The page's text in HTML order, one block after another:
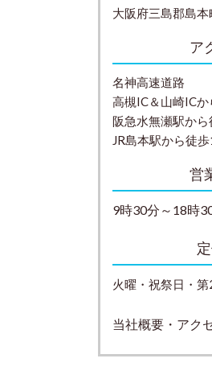
大阪府三島郡島
ア
名神高速道路
高槻IC＆山崎IC
阪急水無瀬駅か
JR島本駅から徒
営
9時30分～18時
火曜・祝祭日・
当社概要・アク